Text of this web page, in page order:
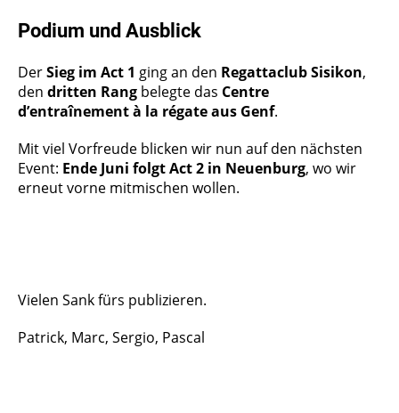
Podium und Ausblick
DerSieg im Act 1 ging an den Regattaclub Sisikon,
den dritten Rang belegte das Centre
d’entraînement à la régate aus Genf.
Mit viel Vorfreude blicken wir nun auf den nächsten
Event: Ende Juni folgt Act 2 in Neuenburg, wo wir
erneut vorne mitmischen wollen.
Vielen Sank fürs publizieren.
Patrick, Marc, Sergio, Pascal